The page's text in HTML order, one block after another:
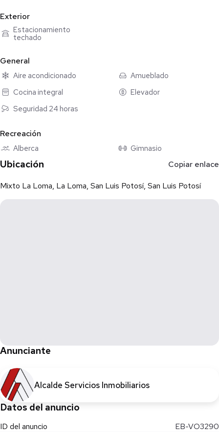
Exterior
Estacionamiento
techado
General
Aire acondicionado
Amueblado
Cocina integral
Elevador
Seguridad 24 horas
Recreación
Alberca Gimnasio
Ubicación Copiar enlace
Mixto La Loma, La Loma, San Luis Potosí, San Luis Potosí
Anunciante
Alcalde Servicios Inmobiliarios
Datos del anuncio
ID del anuncio
EB-VO3290